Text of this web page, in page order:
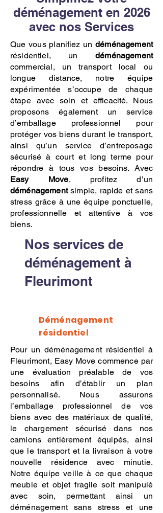
déménagement en 2026
avec nos Services
Que vous planifiez undéménagement
résidentiel, undéménagement
commercial, un transport local ou
longue distance, notre équipe
expérimentée s’occupe de chaque
étape avec soin et efficacité. Nous
proposons également un service
d’emballage professionnel pour
protéger vos biens durant le transport,
ainsi qu’un service d’entreposage
sécurisé à court et long terme pour
répondre à tous vos besoins. Avec
Easy Move, profitez d’un
déménagementsimple, rapide et sans
stress grâce à une équipe ponctuelle,
professionnelle et attentive à vos
biens.
Nos services de
déménagement à
Fleurimont
Déménagement
résidentiel
Pour un déménagement résidentiel à
Fleurimont, Easy Move commence par
une évaluation préalable de vos
besoins afin d’établir un plan
personnalisé. Nous assurons
l’emballage professionnel de vos
biens avec des matériaux de qualité,
le chargement sécurisé dans nos
camions entièrement équipés, ainsi
que le transport et la livraison à votre
nouvelle résidence avec minutie.
Notre équipe veille à ce que chaque
meuble et objet fragile soit manipulé
avec soin, permettant ainsi un
déménagement sans stress et une